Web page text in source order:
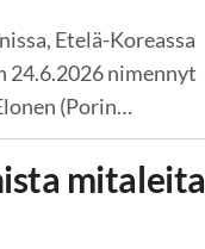
Etelä-Koreassa
24.6.2026 nimennyt
(Porin…
mitaleita